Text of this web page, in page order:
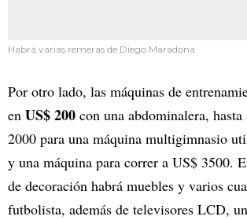
Habrá varias remeras de Diego Maradona
Por otro lado, las máquinas de
en US$ 200 con una abdominalera,
2000 para una máquina multigimnasio
y una máquina para correr a US$ 3500.
de decoración habrá muebles y varios
futbolista, además de televisores LCD,